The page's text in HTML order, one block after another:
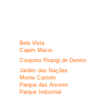
Bela Vista
Capim Macio
Conjunto Pirangi de Dentro
Jardim das Nações
Monte Castelo
Parque das Arvores
Parque Industrial